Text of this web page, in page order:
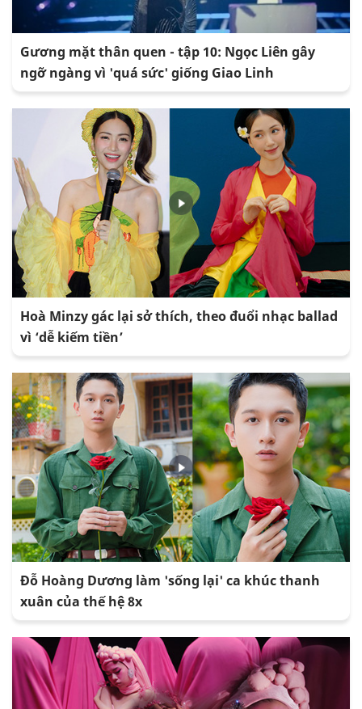
Gương mặt thân quen - tập 10: Ngọc Liên gây
ngỡ ngàng vì 'quá sức' giống Giao Linh
Hoà Minzy gác lại sở thích, theo đuổi nhạc ballad
vì ‘dễ kiếm tiền’
Đỗ Hoàng Dương làm 'sống lại' ca khúc thanh
xuân của thế hệ 8x